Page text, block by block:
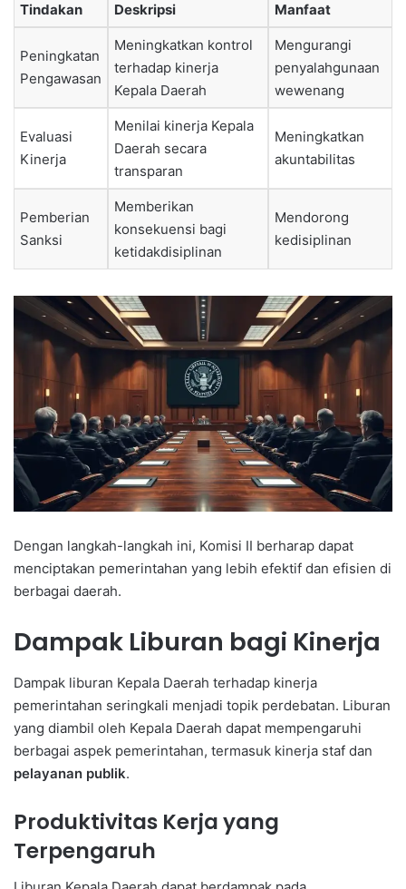
Tindakan Deskripsi Manfaat
Peningkatan
Pengawasan
Meningkatkan kontrol
terhadap kinerja
Kepala Daerah
Mengurangi
penyalahgunaan
wewenang
Evaluasi
Kinerja
Menilai kinerja Kepala
Daerah secara
transparan
Meningkatkan
akuntabilitas
Pemberian
Sanksi
Memberikan
konsekuensi bagi
ketidakdisiplinan
Mendorong
kedisiplinan
Dengan langkah-langkah ini, Komisi II berharap dapat
menciptakan pemerintahan yang lebih efektif dan efisien di
berbagai daerah.
Dampak Liburan bagi Kinerja
Dampak liburan Kepala Daerah terhadap kinerja
pemerintahan seringkali menjadi topik perdebatan. Liburan
yang diambil oleh Kepala Daerah dapat mempengaruhi
berbagai aspek pemerintahan, termasuk kinerja staf dan
pelayanan publik.
Produktivitas Kerja yang
Terpengaruh